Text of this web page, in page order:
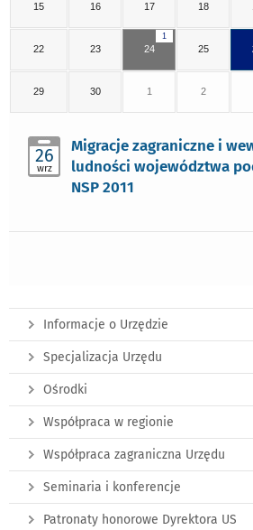
15 16 17 18
22 23
1
24 25
29 30 1 2
26
wrz
Migracje zagraniczne i
ludności województwa
NSP 2011
Informacje o Urzędzie
Specjalizacja Urzędu
Ośrodki
Współpraca w regionie
Współpraca zagraniczna Urzędu
Seminaria i konferencje
Patronaty honorowe Dyrektora US